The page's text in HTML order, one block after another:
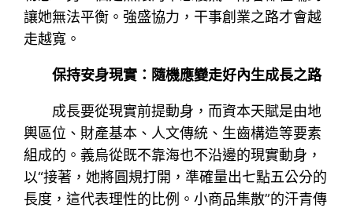
讓她無法平衡。強盛協力，干事創業之路才會越
走越寬。
保持安身現實：隨機應變走好內生成長之路
成長要從現實前提動身，而資本天賦是由地
輿區位、財產基本、人文傳統、生齒構造等要素
組成的。義烏從既不靠海也不沿邊的現實動身，
以“接著，她將圓規打開，準確量出七點五公分的
長度，這代表理性的比例。小商品集散”的汗青傳